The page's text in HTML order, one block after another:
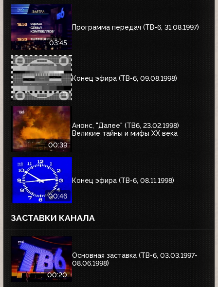
03:45
Программа передач (ТВ-6, 31.08.1997)
Конец эфира (ТВ-6, 09.08.1998)
00:39
Анонс, "Далее" (ТВ6, 23.02.1998)
Великие тайны и мифы XX века
00:46
Конец эфира (ТВ-6, 08.11.1998)
ЗАСТАВКИ КАНАЛА
00:20
Основная заставка (ТВ-6, 03.03.1997-
08.06.1998)